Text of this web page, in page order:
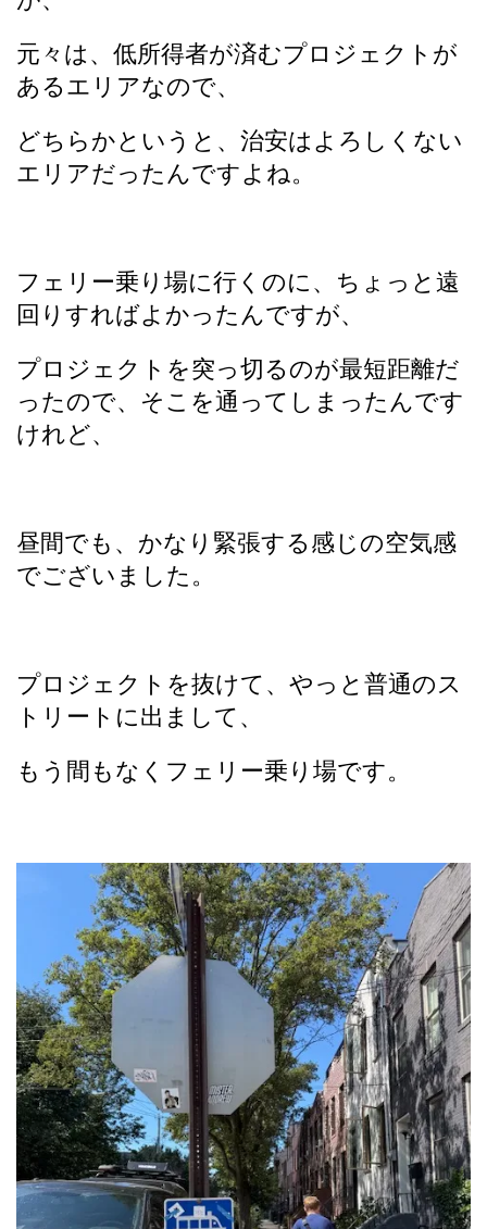
元々は、低所得者が済むプロジェクトが
あるエリアなので、
どちらかというと、治安はよろしくない
エリアだったんですよね。
フェリー乗り場に行くのに、ちょっと遠
回りすればよかったんですが、
プロジェクトを突っ切るのが最短距離だ
ったので、そこを通ってしまったんです
けれど、
昼間でも、かなり緊張する感じの空気感
でございました。
プロジェクトを抜けて、やっと普通のス
トリートに出まして、
もう間もなくフェリー乗り場です。